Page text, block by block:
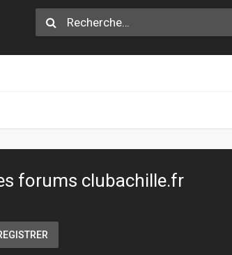
forums clubachille.fr